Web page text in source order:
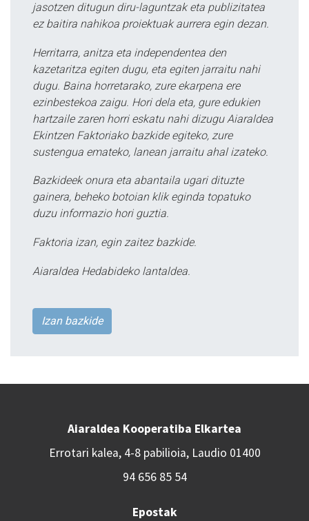
jasotzen ditugun diru-laguntzak eta publizitatea
ez baitira nahikoa proiektuak aurrera egin dezan.
Herritarra, anitza eta independentea den
kazetaritza egiten dugu, eta egiten jarraitu nahi
dugu. Baina horretarako, zure ekarpena ere
ezinbestekoa zaigu. Hori dela eta, gure edukien
hartzaile zaren horri eskatu nahi dizugu Aiaraldea
Ekintzen Faktoriako bazkide egiteko, zure
sustengua emateko, lanean jarraitu ahal izateko.
Bazkideek onura eta abantaila ugari dituzte
gainera, beheko botoian klik eginda topatuko
duzu informazio hori guztia.
Faktoria izan, egin zaitez bazkide.
Aiaraldea Hedabideko lantaldea.
Izan bazkide
Aiaraldea Kooperatiba Elkartea
Errotari kalea, 4-8 pabilioia, Laudio 01400
94 656 85 54
Epostak